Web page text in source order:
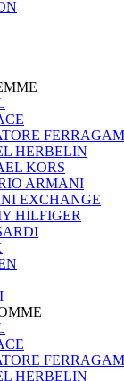
HERBELIN
KORS
ARMANI
EXCHANGE
HILFIGER
HERBELIN